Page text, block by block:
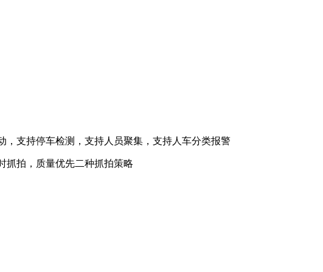
支持停车检测，支持人员聚集，支持人车分类报警
拍，质量优先二种抓拍策略